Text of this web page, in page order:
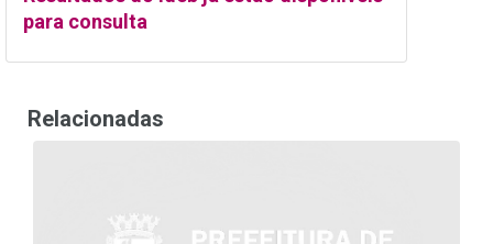
para consulta
Relacionadas